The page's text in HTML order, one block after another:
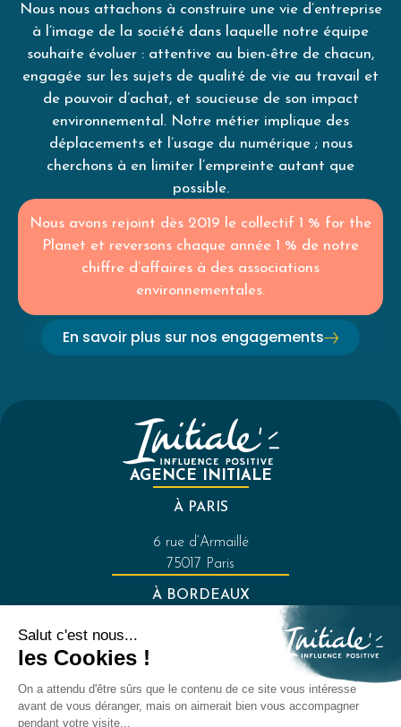
Nous nous attachons à construire une vie d’entreprise
à l’image de la société dans laquelle notre équipe
souhaite évoluer : attentive au bien-être de chacun,
engagée sur les sujets de qualité de vie au travail et
de pouvoir d’achat, et soucieuse de son impact
environnemental. Notre métier implique des
déplacements et l’usage du numérique ; nous
cherchons à en limiter l’empreinte autant que
possible.
Nous avons rejoint dès 2019 le collectif 1 % for the
Planet et reversons chaque année 1 % de notre
chiffre d’affaires à des associations
environnementales.
En savoir plus sur nos engagements
AGENCE INITIALE
À PARIS
6 rue d’Armaillé
75017 Paris
À BORDEAUX
121 rue de la Croix-de-Seguey
Mentions légales
Politique de confidentialité